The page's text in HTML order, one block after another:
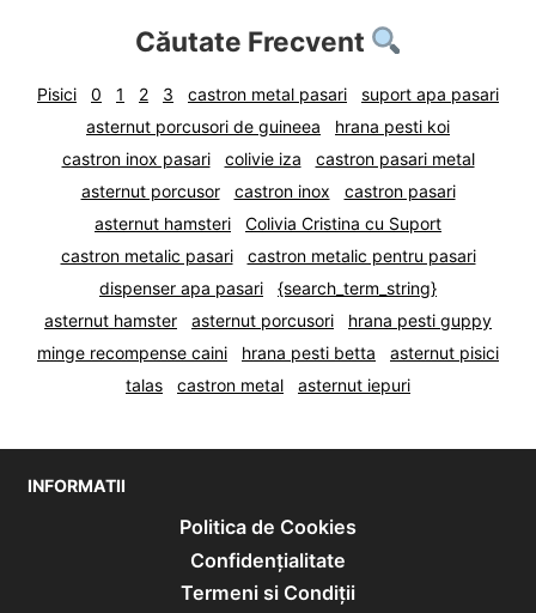
Căutate Frecvent
Pisici 0 1 2 3 castron metal pasari
suport apa pasari
asternut porcusori de guineea
hrana pesti koi
castron inox pasari
colivie iza
castron pasari metal
asternut porcusor
castron inox
castron pasari
asternut hamsteri
Colivia Cristina cu Suport
castron metalic pasari
castron metalic pentru pasari
dispenser apa pasari
{search_term_string}
asternut hamster
asternut porcusori
hrana pesti guppy
minge recompense caini
hrana pesti betta
asternut pisici
talas
castron metal asternut iepuri
INFORMATII
Politica de Cookies
Confidențialitate
Termeni si Condiții